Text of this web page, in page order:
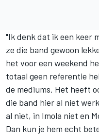
"Ik denk dat ik een keer
ze die band gewoon
het voor een weekend
totaal geen referentie
de mediums. Het heeft
die band hier al niet
al niet, in Imola niet en
Dan kun je hem echt